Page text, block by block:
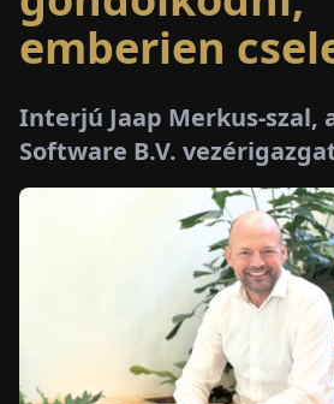
HÍREK
emberien
Interjú Jaap Merkus-szal,
Software B.V.